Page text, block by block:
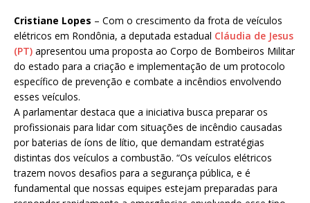
Cristiane Lopes – Com o crescimento da frota de veículos
elétricos em Rondônia, a deputada estadual Cláudia de Jesus
(PT) apresentou uma proposta ao Corpo de Bombeiros Militar
do estado para a criação e implementação de um protocolo
específico de prevenção e combate a incêndios envolvendo
esses veículos.
A parlamentar destaca que a iniciativa busca preparar os
profissionais para lidar com situações de incêndio causadas
por baterias de íons de lítio, que demandam estratégias
distintas dos veículos a combustão. “Os veículos elétricos
trazem novos desafios para a segurança pública, e é
fundamental que nossas equipes estejam preparadas para